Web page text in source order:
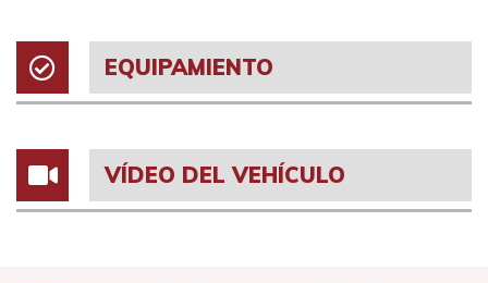
EQUIPAMIENTO
VÍDEO DEL VEHÍCULO